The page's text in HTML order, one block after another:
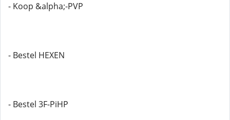
- Koop &alpha;-PVP
- Bestel HEXEN
- Bestel 3F-PiHP